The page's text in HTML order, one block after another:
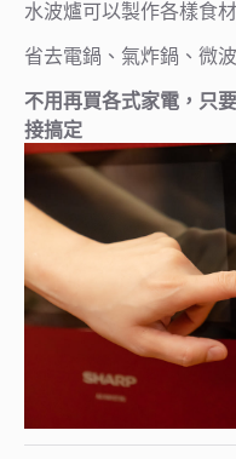
水波爐可以製作各樣食材
省去電鍋、氣炸鍋、微
不用再買各式家電，只要
接搞定